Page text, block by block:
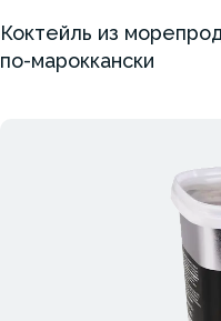
Коктейль из
по-мароккански